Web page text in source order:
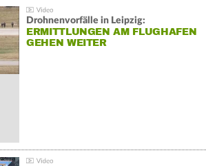
Drohnenvorfälle in Leipzig:
ERMITTLUNGEN AM FLUGHAFEN
GEHEN WEITER